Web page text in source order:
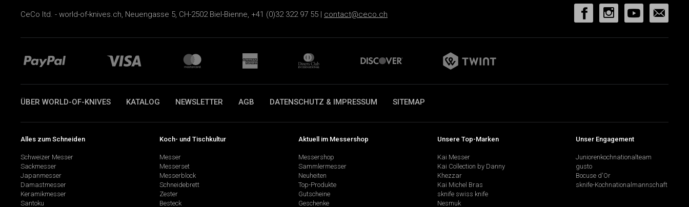
CeCo ltd. - world-of-knives.ch, Neuengasse 5, CH-2502 Biel-Bienne, +41 (0)32 322 97 55 | contact@ceco.ch
ÜBER WORLD-OF-KNIVES KATALOG NEWSLETTER AGB DATENSCHUTZ & IMPRESSUM SITEMAP
Alles zum Schneiden
Schweizer Messer
Sackmesser
Japanmesser
Damastmesser
Keramikmesser
Santoku
Koch- und Tischkultur
Messer
Messerset
Messerblock
Schneidebrett
Zester
Besteck
Aktuell im Messershop
Messershop
Sammlermesser
Neuheiten
Top-Produkte
Gutscheine
Geschenke
Unsere Top-Marken
Kai Messer
Kai Collection by Danny
Khezzar
Kai Michel Bras
sknife swiss knife
Nesmuk
Unser Engagement
Juniorenkochnationalteam
gusto
Bocuse d'Or
sknife-Kochnationalmannschaft